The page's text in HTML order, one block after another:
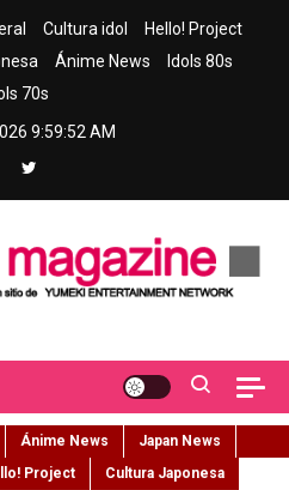
Cultura idol
Hello! Project
Ánime News
Idols 80s
70s
9:59:53 AM
Ánime News
Japan News
Project
Cultura Japonesa